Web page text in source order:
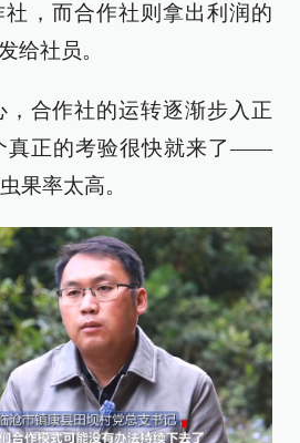
社，而合作社则拿出利润的
给社员。
，合作社的运转逐渐步入正
真正的考验很快就来了——
果率太高。